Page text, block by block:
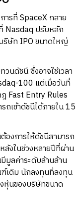
ารที่ SpaceX กลาย
Nasdaq ปรับหลัก
ริษัท IPO ขนาดใหญ่
นดัชนี ซึ่งอาจใช้เวลา
100 แต่เมื่อวันที่
Fast Entry Rules
เข้าดัชนีได้ภายใน 15
องการให้ดัชนีสามารถ
ลังในช่วงหลายปีที่ผ่าน
มูลค่าระดับล้านล้าน
เดิม นักลงทุนที่ลงทุน
หุ้นของบริษัทขนาด